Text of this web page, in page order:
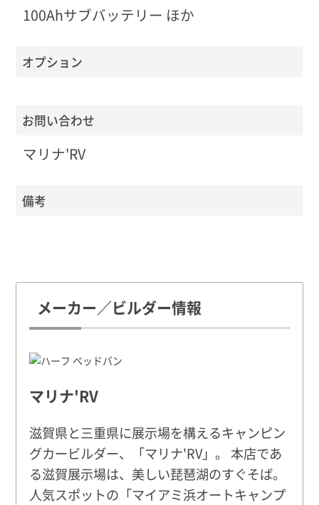
100Ahサブバッテリー ほか
オプション
お問い合わせ
マリナ'RV
備考
メーカー／ビルダー情報
マリナ'RV
滋賀県と三重県に展示場を構えるキャンピン
グカービルダー、「マリナ'RV」。 本店であ
る滋賀展示場は、美しい琵琶湖のすぐそば。
人気スポットの「マイアミ浜オートキャンプ